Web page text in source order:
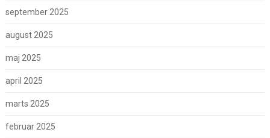
september 2025
august 2025
maj 2025
april 2025
marts 2025
februar 2025